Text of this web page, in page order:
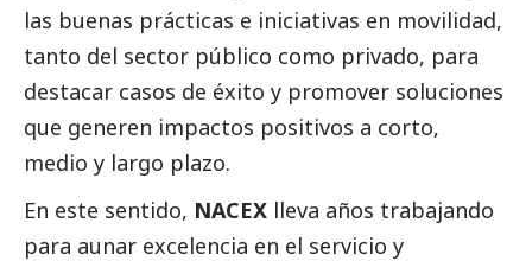
las buenas prácticas e iniciativas en movilidad,
tanto del sector público como privado, para
destacar casos de éxito y promover soluciones
que generen impactos positivos a corto,
medio y largo plazo.
En este sentido, NACEX lleva años trabajando
para aunar excelencia en el servicio y